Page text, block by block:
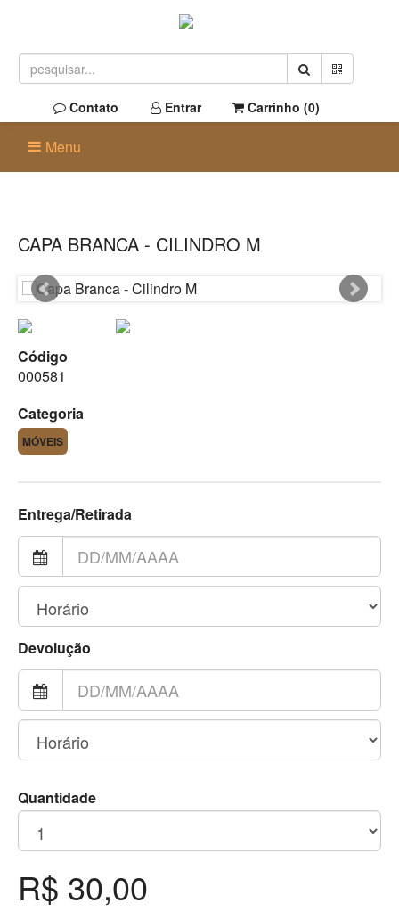
Contato Entrar Carrinho (0)
Menu
CAPA BRANCA - CILINDRO M
Código
000581
Categoria
MÓVEIS
Entrega/Retirada
Devolução
Quantidade
R$ 30,00